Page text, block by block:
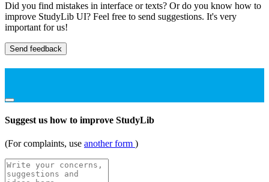
Did you find mistakes in interface or texts? Or do you know how to
improve StudyLib UI? Feel free to send suggestions. It's very
important for us!
Send feedback
Suggest us how to improve StudyLib
(For complaints, use another form )